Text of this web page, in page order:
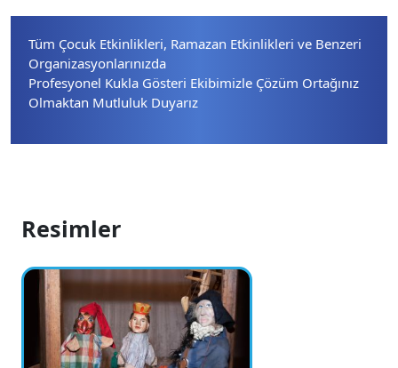
Tüm Çocuk Etkinlikleri, Ramazan Etkinlikleri ve Benzeri
Organizasyonlarınızda
Profesyonel Kukla Gösteri Ekibimizle Çözüm Ortağınız
Olmaktan Mutluluk Duyarız
Resimler